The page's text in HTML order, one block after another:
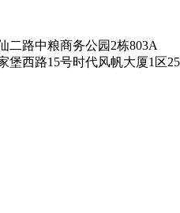
二路中粮商务公园2栋803A
堡西路15号时代风帆大厦1区